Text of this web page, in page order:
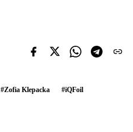
#Zofia Klepacka #iQFoil